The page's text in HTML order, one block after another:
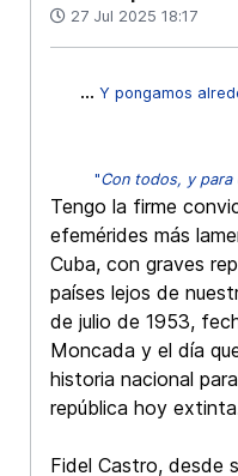
27 Jul 2025 18:17
... Y pongamos
"Con todos, y para
Tengo la firme
efemérides más
Cuba, con graves
países lejos de
de julio de 1953,
Moncada y el día
historia nacional
república hoy
Fidel Castro, desde